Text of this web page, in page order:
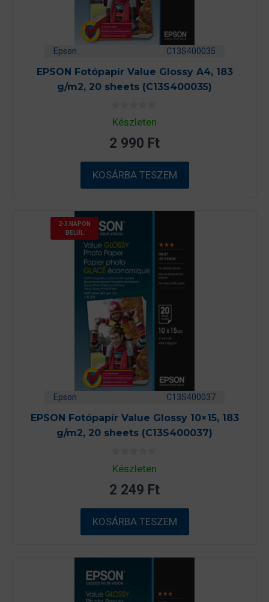
Epson C13S400035
EPSON Fotópapír Value Glossy A4, 183
g/m2, 20 sheets (C13S400035)
0
a
5
-
ő
l
Készleten
2 990 Ft
KOSÁRBA TESZEM
2-3 NAPON
BELÜL
Epson C13S400037
EPSON Fotópapír Value Glossy 10×15, 183
g/m2, 20 sheets (C13S400037)
0
a
5
-
ő
l
Készleten
2 249 Ft
KOSÁRBA TESZEM